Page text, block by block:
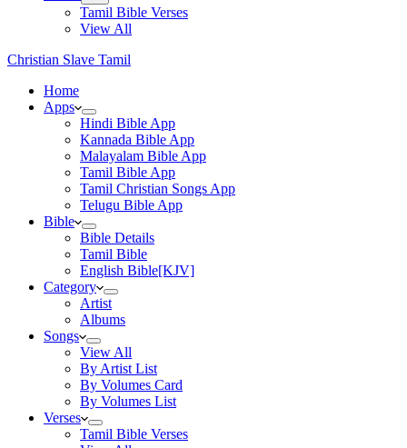
Tamil Bible Verses
View All
Christian Slave Tamil
Home
Apps
Hindi Bible App
Kannada Bible App
Malayalam Bible App
Tamil Bible App
Tamil Christian Songs App
Telugu Bible App
Bible
Bible Details
Tamil Bible
English Bible[KJV]
Category
Artist
Albums
Songs
View All
By Artist List
By Volumes Card
By Volumes List
Verses
Tamil Bible Verses